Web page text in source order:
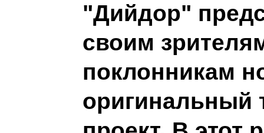
"Дийдор"
своим
поклонникам
оригинальный